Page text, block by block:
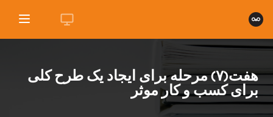
هفت(۷) مرحله برای ایجاد یک طرح کلی
برای کسب و کار موثر